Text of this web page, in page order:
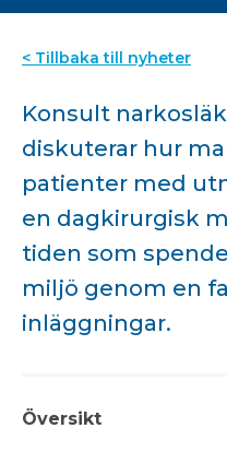
< Tillbaka till nyheter
Konsult
diskuterar hur
patienter med
en dagkirurgisk
tiden som
miljö genom en
inläggningar.
Översikt